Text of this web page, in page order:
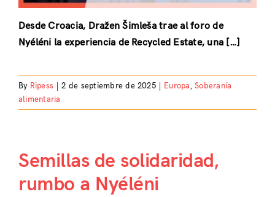
Desde Croacia, Dražen Šimleša trae al foro de
Nyéléni la experiencia de Recycled Estate, una […]
By Ripess 2 de septiembre de 2025 Europa,Soberanía
alimentaria
Semillas de solidaridad,
rumbo a Nyéléni